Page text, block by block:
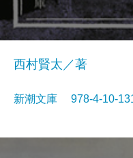
西村賢太／著
新潮文庫 978-4-10-